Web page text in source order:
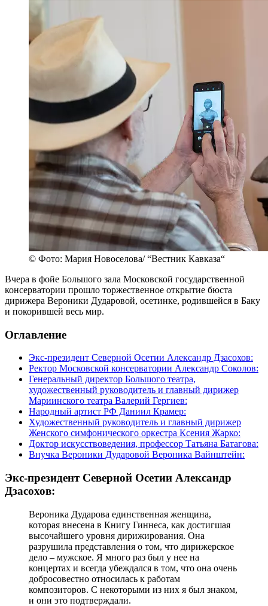
© Фото: Мария Новоселова/ “Вестник Кавказа“
Вчера в фойе Большого зала Московской государственной
консерватории прошло торжественное открытие бюста
дирижера Вероники Дударовой, осетинке, родившейся в Баку
и покорившей весь мир.
Оглавление
Экс-президент Северной Осетии Александр Дзасохов:
Ректор Московской консерватории Александр Соколов:
Генеральный директор Большого театра,
художественный руководитель и главный дирижер
Мариинского театра Валерий Гергиев:
Народный артист РФ Даниил Крамер:
Художественный руководитель и главный дирижер
Женского симфонического оркестра Ксения Жарко:
Доктор искусствоведения, профессор Татьяна Батагова:
Внучка Вероники Дударовой Вероника Вайнштейн:
Экс-президент Северной Осетии Александр
Дзасохов:
Вероника Дударова единственная женщина,
которая внесена в Книгу Гиннеса, как достигшая
высочайшего уровня дирижирования. Она
разрушила представления о том, что дирижерское
дело – мужское. Я много раз был у нее на
концертах и всегда убеждался в том, что она очень
добросовестно относилась к работам
композиторов. С некоторыми из них я был знаком,
и они это подтверждали.